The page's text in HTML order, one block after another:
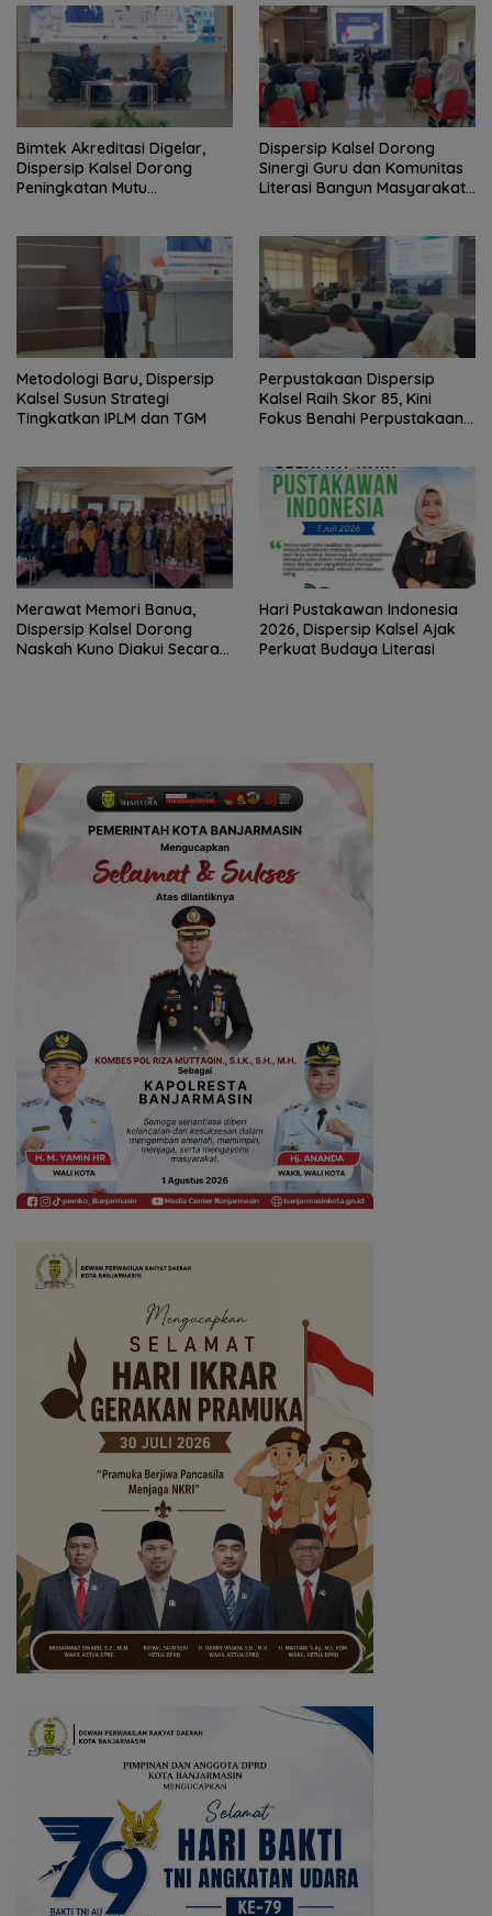
Bimtek Akreditasi Digelar,
Dispersip Kalsel Dorong
Peningkatan Mutu
Dispersip Kalsel Dorong
Sinergi Guru dan Komunitas
Literasi Bangun Masyarakat
Metodologi Baru, Dispersip
Kalsel Susun Strategi
Tingkatkan IPLM dan TGM
Perpustakaan Dispersip
Kalsel Raih Skor 85, Kini
Fokus Benahi Perpustakaan
Merawat Memori Banua,
Dispersip Kalsel Dorong
Naskah Kuno Diakui Secara
Hari Pustakawan Indonesia
2026, Dispersip Kalsel Ajak
Perkuat Budaya Literasi